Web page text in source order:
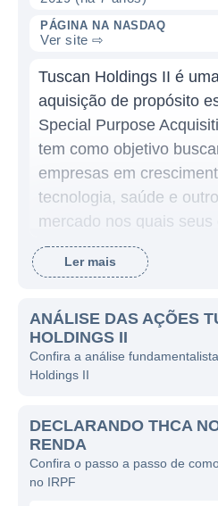
PÁGINA NA NASDAQ
Ver site ⇨
Tuscan Holdings II é
aquisição de propósito
Special Purpose
tem como objetivo
empresas em
tecnologia, saúde e
mercado nos quais
ter oportunidades
de negócios permite à
(IPO) para financiar a
mais empresas-alvo. O
SPACs é que elas
através de uma fusão ou
A empresa se dedica a
Ler mais
ANÁLISE DAS AÇÕES
HOLDINGS II
Confira a análise
Holdings II
DECLARANDO THCA
RENDA
Confira o passo a passo de
no IRPF